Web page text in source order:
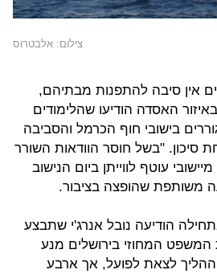
צילום: אלבטרוס
אין סיבה להתפנות מבתיהם,
האסדה הודיעו שהלימודים
בישובי חוף הכרמל והסביבה
סיכון. "בשל חוסר הוודאות השורר
עוטף לווייתן ביום הנישוב
משותפת שהופצה בציבור.
הודיעה נובל אנרג'י שתבצע
בית המשפט המחוזי בירושלים מנע
לצאת לפועל, אך ארבע